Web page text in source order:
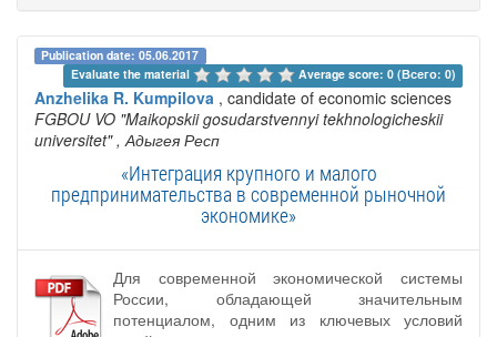
Publication date: 05.06.2017
Evaluate the material
Average score: 0 (Всего: 0)
Anzhelika R. Kumpilova , candidate of economic sciences
FGBOU VO "Maikopskii gosudarstvennyi tekhnologicheskii
universitet" , Адыгея Респ
«Интеграция крупного и малого
предпринимательства в современной рыночной
экономике»
Для современной экономической системы
России, обладающей значительным
потенциалом, одним из ключевых условий